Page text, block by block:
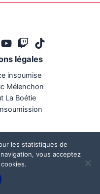
légales
insoumise
Mélenchon
La Boétie
communication
les statistiques de
vous acceptez